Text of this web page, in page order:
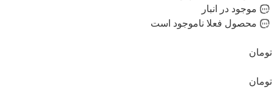
موجود در انبار
محصول فعلا ناموجود است
تومان
تومان